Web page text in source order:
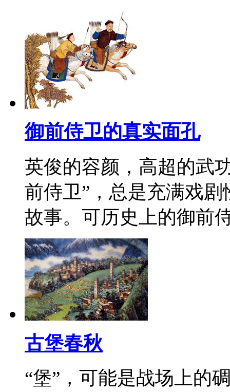
御前侍卫的真实面孔
英俊的容颜，高超的武
前侍卫”，总是充满戏
故事。可历史上的御
古堡春秋
“堡”，可能是战场上的